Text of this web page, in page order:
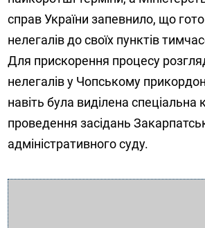
справ України запевнило, що
нелегалів до своїх пунктів
Для прискорення процесу
нелегалів у Чопському
навіть була виділена спеціальна
проведення засідань
адміністративного суду.